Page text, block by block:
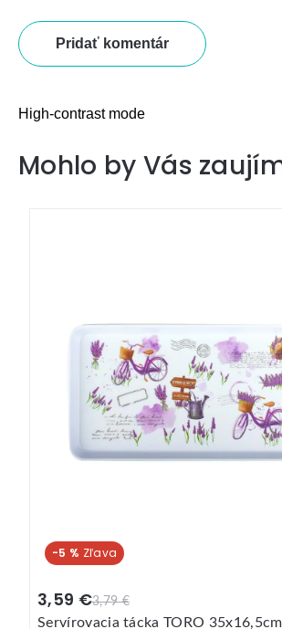
Pridať komentár
High-contrast mode
Mohlo by Vás
-5 %
3,79 €
3,59 €
Servírovacia tácka TORO